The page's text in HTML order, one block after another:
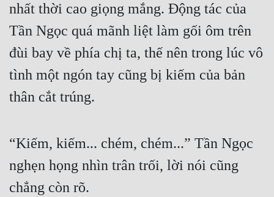
Kiếm Hiệp
Linh Dị
Lịch Sử
Mưu Mô
Mạt Thế
nhất thời cao giọng mắng. Động tác của
Tần Ngọc quá mãnh liệt làm gối ôm trên
đùi bay về phía chị ta, thế nên trong lúc vô
tình một ngón tay cũng bị kiếm của bản
thân cắt trúng.
“Kiếm, kiếm... chém, chém...” Tần Ngọc
nghẹn họng nhìn trân trối, lời nói cũng
chẳng còn rõ.